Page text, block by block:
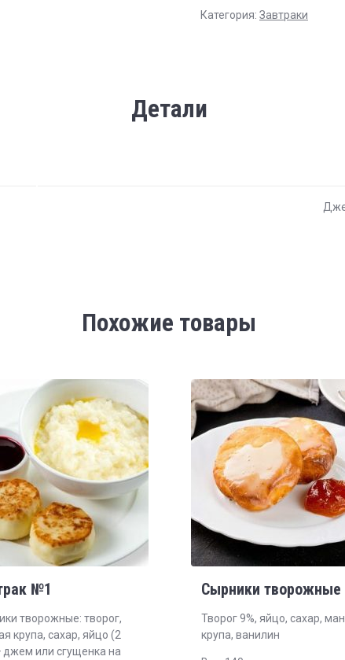
Категория: Завтраки
Детали
Похожие товары
№1
творожные: творог,
крупа, сахар, яйцо (2
джем или сгущенка на
Сырники творожные
Творог 9%, яйцо, сахар,
крупа, ванилин